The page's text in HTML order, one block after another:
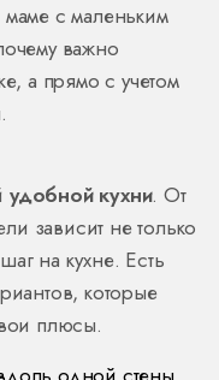
с маленьким
важно
а прямо с учетом
удобной кухни. От
зависит не только
на кухне. Есть
которые
плюсы.